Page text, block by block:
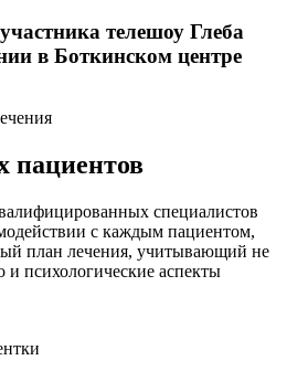
телешоу Глеба
в Боткинском центре
специалистов
с каждым пациентом,
план лечения, учитывающий не
и психологические аспекты